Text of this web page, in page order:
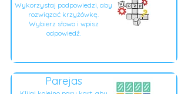
Wykorzystaj podpowiedzi, aby
rozwiązać krzyżówkę.
Wybierz słowo i wpisz
odpowiedź.
Parejas